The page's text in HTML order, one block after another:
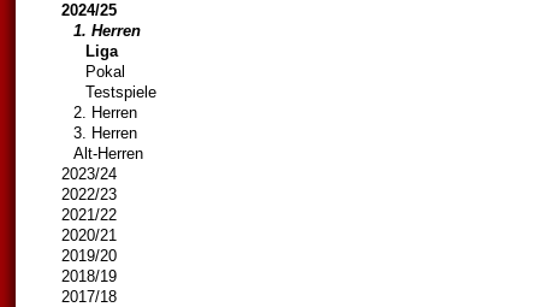
2024/25
1. Herren
Liga
Pokal
Testspiele
2. Herren
3. Herren
Alt-Herren
2023/24
2022/23
2021/22
2020/21
2019/20
2018/19
2017/18